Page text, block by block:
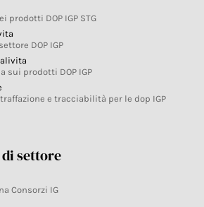
prodotti DOP IGP STG
DOP IGP
sui prodotti DOP IGP
e tracciabilità per le dop IGP
settore
Consorzi IG